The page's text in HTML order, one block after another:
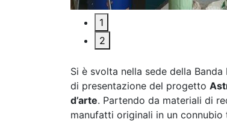
1
2
Si è svolta nella sede della
di presentazione del progetto
d’arte. Partendo da materiali di
manufatti originali in un